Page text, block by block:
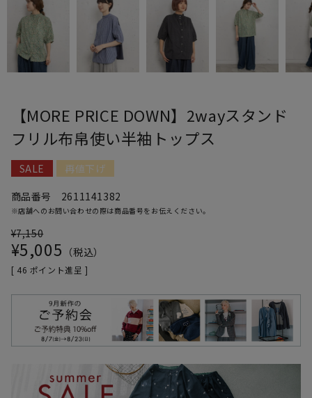
【MORE PRICE DOWN】2wayスタンド
フリル布帛使い半袖トップス
SALE
再値下げ
商品番号
2611141382
※店舗へのお問い合わせの際は商品番号をお伝えください。
¥7,150
¥5,005 税込
[ 46 ポイント進呈 ]